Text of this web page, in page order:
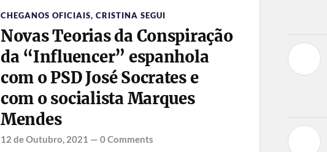
CHEGANOS OFICIAIS, CRISTINA SEGUI
Novas Teorias da Conspiração
da “Influencer” espanhola
com o PSD José Socrates e
com o socialista Marques
Mendes
12 de Outubro, 2021 — 0 Comments